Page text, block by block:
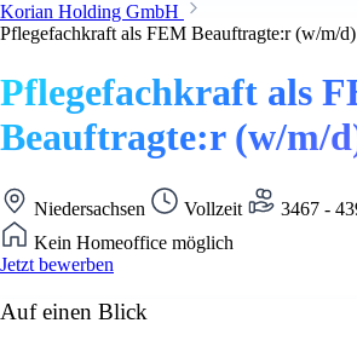
Korian Holding GmbH
Pflegefachkraft als FEM Beauftragte:r (w/m/d)
Pflegefachkraft als
Beauftragte:r (w/m/
Niedersachsen Vollzeit
3467 -
Kein Homeoffice möglich
Jetzt bewerben
Auf einen Blick